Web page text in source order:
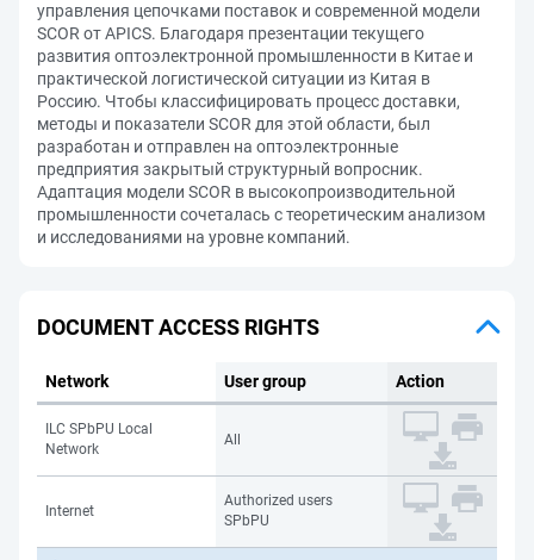
управления цепочками поставок и современной модели
SCOR от APICS. Благодаря презентации текущего
развития оптоэлектронной промышленности в Китае и
практической логистической ситуации из Китая в
Россию. Чтобы классифицировать процесс доставки,
методы и показатели SCOR для этой области, был
разработан и отправлен на оптоэлектронные
предприятия закрытый структурный вопросник.
Адаптация модели SCOR в высокопроизводительной
промышленности сочеталась с теоретическим анализом
и исследованиями на уровне компаний.
DOCUMENT ACCESS RIGHTS
Network User group Action
ILC SPbPU Local
Network
All
Internet
Authorized users
SPbPU